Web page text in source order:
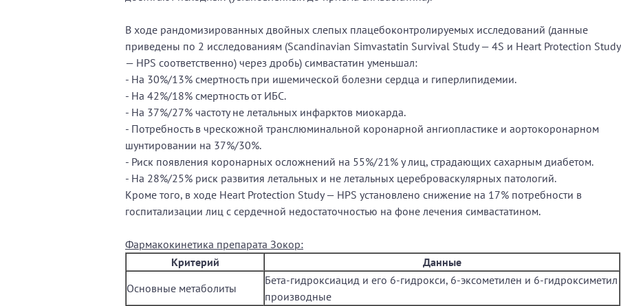
В ходе рандомизированных двойных слепых плацебоконтролируемых исследований (данные
приведены по 2 исследованиям (Scandinavian Simvastatin Survival Study — 4S и Heart Protection Study
— HPS соответственно) через дробь) симвастатин уменьшал:
- На 30%/13% смертность при ишемической болезни сердца и гиперлипидемии.
- На 42%/18% смертность от ИБС.
- На 37%/27% частоту не летальных инфарктов миокарда.
- Потребность в чрескожной транслюминальной коронарной ангиопластике и аортокоронарном
шунтировании на 37%/30%.
- Риск появления коронарных осложнений на 55%/21% у лиц, страдающих сахарным диабетом.
- На 28%/25% риск развития летальных и не летальных цереброваскулярных патологий.
Кроме того, в ходе Heart Protection Study — HPS установлено снижение на 17% потребности в
госпитализации лиц с сердечной недостаточностью на фоне лечения симвастатином.
Фармакокинетика препарата Зокор:
Критерий
Данные
Основные метаболиты
Бета-гидроксиацид и его 6-гидрокси, 6-эксометилен и 6-гидроксиметил
производные